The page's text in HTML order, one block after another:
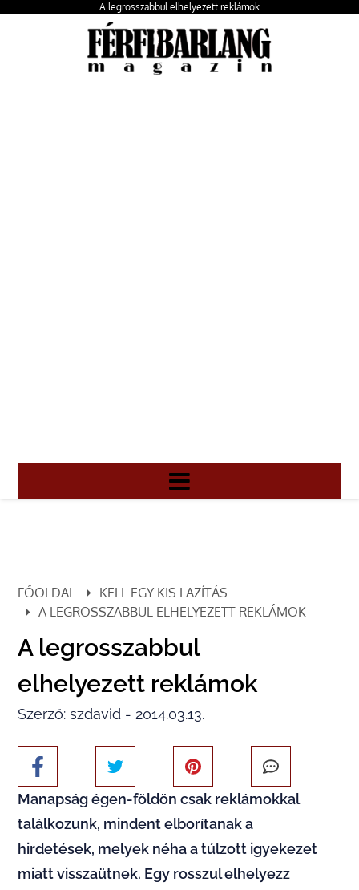
A legrosszabbul elhelyezett reklámok
FŐOLDAL
KELL EGY KIS LAZÍTÁS
A LEGROSSZABBUL ELHELYEZETT REKLÁMOK
A legrosszabbul
elhelyezett reklámok
Szerző: szdavid - 2014.03.13.
Manapság égen-földön csak reklámokkal
találkozunk, mindent elborítanak a
hirdetések, melyek néha a túlzott igyekezet
miatt visszaütnek. Egy rosszul elhelyezz